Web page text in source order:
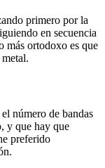
primero por la
en secuencia
más ortodoxo es que
número de bandas
y que hay que
preferido